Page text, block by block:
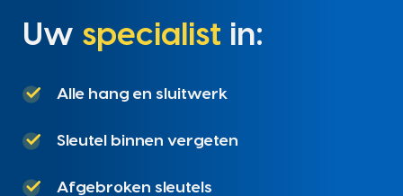
Uw specialist in:
Alle hang en sluitwerk
Sleutel binnen vergeten
Afgebroken sleutels